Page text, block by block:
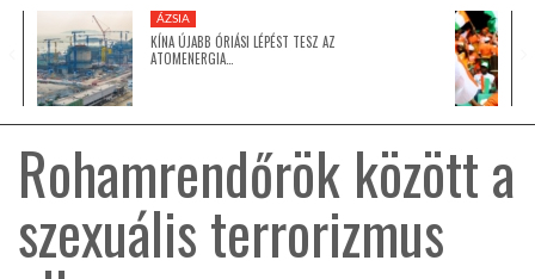
GLOBOTV BP
HÍR3D
TROPICALMAGAZIN
ÁZSIA
KÍNA ÚJABB ÓRIÁSI LÉPÉST TESZ AZ
ATOMENERGIA…
Rohamrendőrök között a
szexuális terrorizmus